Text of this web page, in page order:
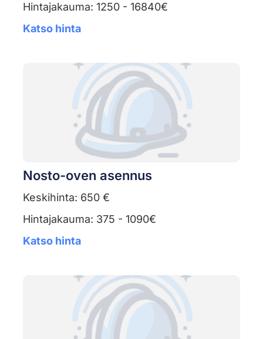
Hintajakauma: 1250 - 16840€
Katso hinta
Nosto-oven asennus
Keskihinta: 650 €
Hintajakauma: 375 - 1090€
Katso hinta